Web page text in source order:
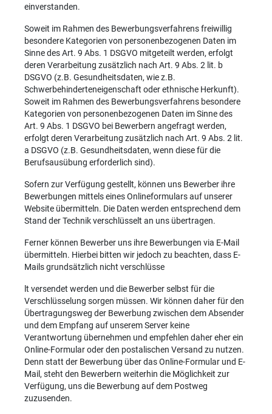
einverstanden.
Soweit im Rahmen des Bewerbungsverfahrens freiwillig
besondere Kategorien von personenbezogenen Daten im
Sinne des Art. 9 Abs. 1 DSGVO mitgeteilt werden, erfolgt
deren Verarbeitung zusätzlich nach Art. 9 Abs. 2 lit. b
DSGVO (z.B. Gesundheitsdaten, wie z.B.
Schwerbehinderteneigenschaft oder ethnische Herkunft).
Soweit im Rahmen des Bewerbungsverfahrens besondere
Kategorien von personenbezogenen Daten im Sinne des
Art. 9 Abs. 1 DSGVO bei Bewerbern angefragt werden,
erfolgt deren Verarbeitung zusätzlich nach Art. 9 Abs. 2 lit.
a DSGVO (z.B. Gesundheitsdaten, wenn diese für die
Berufsausübung erforderlich sind).
Sofern zur Verfügung gestellt, können uns Bewerber ihre
Bewerbungen mittels eines Onlineformulars auf unserer
Website übermitteln. Die Daten werden entsprechend dem
Stand der Technik verschlüsselt an uns übertragen.
Ferner können Bewerber uns ihre Bewerbungen via E-Mail
übermitteln. Hierbei bitten wir jedoch zu beachten, dass E-
Mails grundsätzlich nicht verschlüsse
lt versendet werden und die Bewerber selbst für die
Verschlüsselung sorgen müssen. Wir können daher für den
Übertragungsweg der Bewerbung zwischen dem Absender
und dem Empfang auf unserem Server keine
Verantwortung übernehmen und empfehlen daher eher ein
Online-Formular oder den postalischen Versand zu nutzen.
Denn statt der Bewerbung über das Online-Formular und E-
Mail, steht den Bewerbern weiterhin die Möglichkeit zur
Verfügung, uns die Bewerbung auf dem Postweg
zuzusenden.